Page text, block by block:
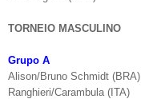
TORNEIO MASCULINO
Grupo A
Alison/Bruno Schmidt (BRA)
Ranghieri/Carambula (ITA)